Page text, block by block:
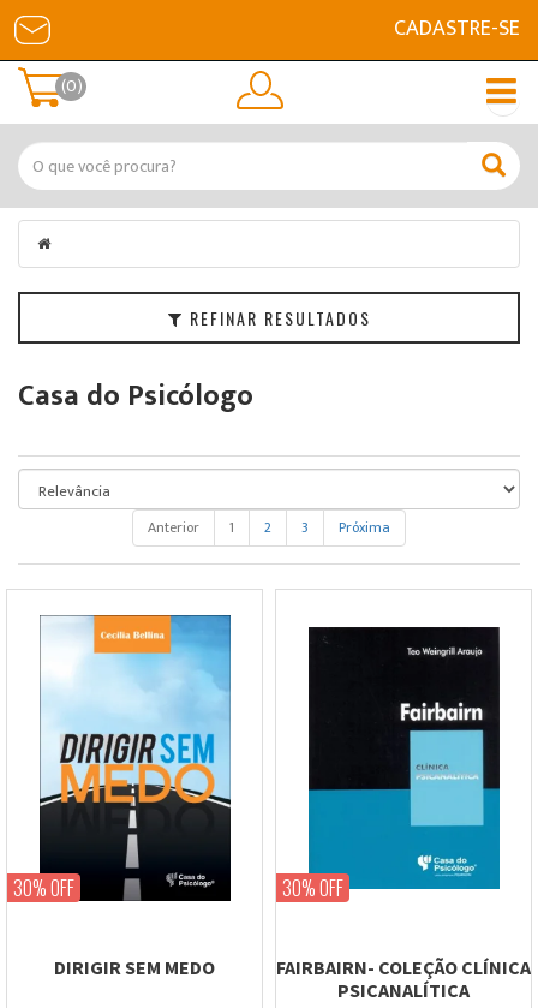
CADASTRE-SE
(0)
REFINAR RESULTADOS
Filtrar
Categorias
Marcas
Faixa
Casa do Psicólogo
Anterior 1 2 3 Próxima
30% OFF
DIRIGIR SEM MEDO
30% OFF
FAIRBAIRN- COLEÇÃO CLÍNICA
PSICANALÍTICA